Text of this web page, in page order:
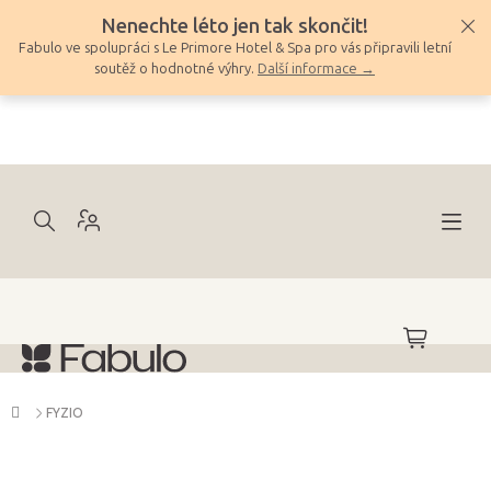
obsah
Nenechte léto jen tak skončit!
Fabulo ve spolupráci s Le Primore Hotel & Spa pro vás připravili letní
soutěž o hodnotné výhry. Další informace →
NÁKUPNÍ
KOŠÍK
Domů
FYZIO